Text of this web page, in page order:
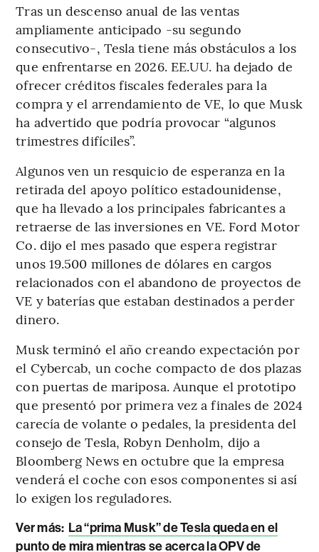
Tras un descenso anual de las ventas
ampliamente anticipado -su segundo
consecutivo-, Tesla tiene más obstáculos a los
que enfrentarse en 2026. EE.UU. ha dejado de
ofrecer créditos fiscales federales para la
compra y el arrendamiento de VE, lo que Musk
ha advertido que podría provocar “algunos
trimestres difíciles”.
Algunos ven un resquicio de esperanza en la
retirada del apoyo político estadounidense,
que ha llevado a los principales fabricantes a
retraerse de las inversiones en VE. Ford Motor
Co. dijo el mes pasado que espera registrar
unos 19.500 millones de dólares en cargos
relacionados con el abandono de proyectos de
VE y baterías que estaban destinados a perder
dinero.
Musk terminó el año creando expectación por
el Cybercab, un coche compacto de dos plazas
con puertas de mariposa. Aunque el prototipo
que presentó por primera vez a finales de 2024
carecía de volante o pedales, la presidenta del
consejo de Tesla, Robyn Denholm, dijo a
Bloomberg News en octubre que la empresa
venderá el coche con esos componentes si así
lo exigen los reguladores.
Ver más: La “prima Musk” de Tesla queda en el
punto de mira mientras se acerca la OPV de